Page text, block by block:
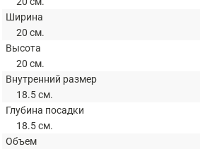
Ширина
20 см.
Высота
20 см.
Внутренний размер
18.5 см.
Глубина посадки
18.5 см.
Объем